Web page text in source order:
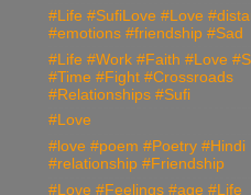
#Life #SufiLove #Love
#emotions #friendship #Sad
#Life #Work #Faith #Love
#Time #Fight #Crossroads
#Relationships #Sufi
#Love
#love #poem #Poetry #Hindi
#relationship #Friendship
#Love #Feelings #age #Life